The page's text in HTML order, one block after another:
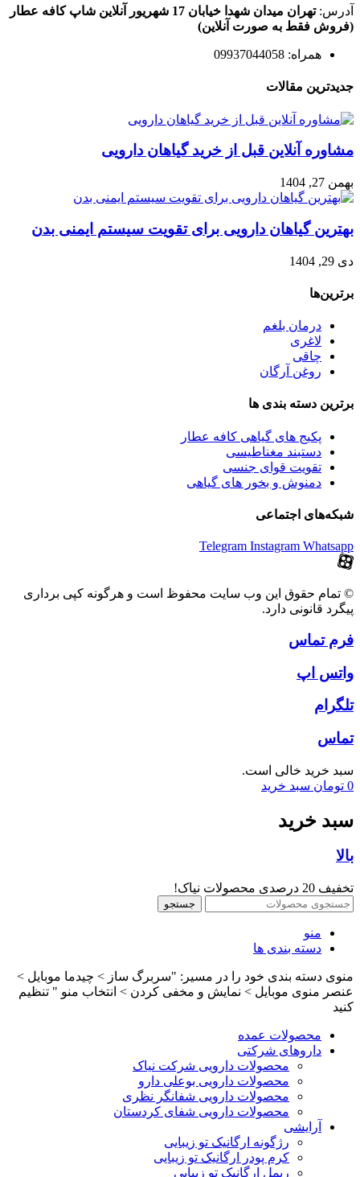
آدرس:تهران میدان شهدا خیابان 17 شهریور آنلاین شاپ کافه عطار
(فروش فقط به صورت آنلاین)
همراه: 09937044058
جدیدترین مقالات
مشاوره آنلاین قبل از خرید گیاهان دارویی
بهمن 27, 1404
بهترین گیاهان دارویی برای تقویت سیستم ایمنی بدن
دی 29, 1404
برترین‌ها
درمان بلغم
لاغری
چاقی
روغن آرگان
برترین‌ دسته بندی ها
پکیج های گیاهی کافه عطار
دستبند مغناطیسی
تقویت قوای جنسی
دمنوش و بخور های گیاهی
شبکه‌های اجتماعی
Telegram Instagram Whatsapp
© تمام حقوق این وب سایت محفوظ است و هرگونه کپی برداری
پیگرد قانونی دارد.
فرم تماس
واتس اپ
تلگرام
تماس
سبد خرید خالی است.
0 تومان سبد خرید
سبد خرید
بالا
تخفیف 20 درصدی محصولات نیاک!
جستجو
منو
دسته بندی ها
منوی دسته بندی خود را در مسیر: "سربرگ ساز > چیدما موبایل >
عنصر منوی موبایل > نمایش و مخفی کردن > انتخاب منو " تنظیم
کنید
محصولات عمده
داروهای شرکتی
محصولات دارویی شرکت نیاک
محصولات دارویی بوعلی دارو
محصولات دارویی شفانگر نظری
محصولات دارویی شفای کردستان
آرایشی
رژگونه ارگانیک تو زیبایی
کرم پودر ارگانیک تو زیبایی
ریمل ارگانیک تو زیبایی